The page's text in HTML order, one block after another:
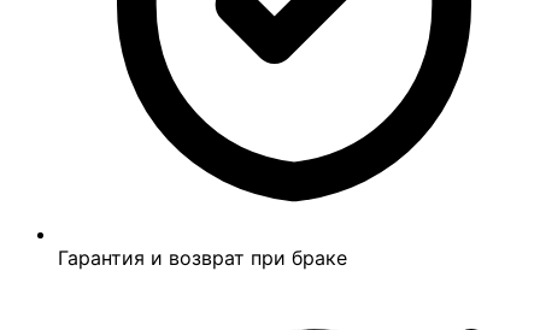
Гарантия и возврат при браке